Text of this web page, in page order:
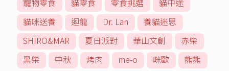
寵物零食 貓零食 零食挑選
貓中途
貓咪送養
迴龍 Dr. Lan
養貓迷思
SHIRO&MAR
夏日派對 華山文創
赤柴
黑柴
中秋 烤肉 me-o 咪歐
熊熊